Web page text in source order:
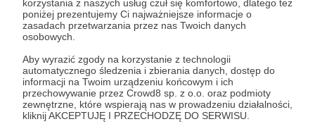
korzystania z naszych usług czuł się komfortowo, dlatego też
poniżej prezentujemy Ci najważniejsze informacje o
zasadach przetwarzania przez nas Twoich danych
osobowych.
Aby wyrazić zgody na korzystanie z technologii
automatycznego śledzenia i zbierania danych, dostęp do
informacji na Twoim urządzeniu końcowym i ich
przechowywanie przez Crowd8 sp. z o.o. oraz podmioty
zewnętrzne, które wspierają nas w prowadzeniu działalności,
kliknij AKCEPTUJĘ I PRZECHODZĘ DO SERWISU.
Droga do rdzenia. Część 1: Dwa światy
Ale nie wiedzieć, co się wydarzyło, zanim się urodziłeś, to
pozostać dzieckiem na zawsze. Bo czymże jest życie
człowieka, jeśli poprzez pamięć historii nie jest splecione z
życiem przodków naszych? Marcus Tullius Cicero,
„Orator ad M. Brutum”
Błażej Kantak Background Check Geopolityka
+5